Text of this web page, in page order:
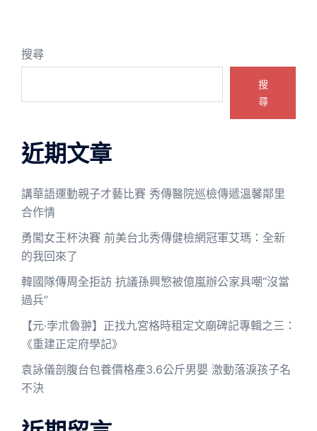
搜尋
搜
尋
近期文章
講華語運動親子才藝比賽 秀傳醫院巡檢傳遞溫馨鄰里
合作情
勇闖女王杯決賽 前美台北秀傳健檢網冠軍艾瑪：全新
的我回來了
韓國隊傳周全拒訪 抗議孫興慜被億嵐辦公家具嘲“沒當
過兵”
【元·孛朮魯翀】正找九宮格時租定文廟碑記專輯之三：
《重建正定府學記》
袁詠儀剖腹台包養價格產3.6公斤男嬰 激動落淚孩子名
不決